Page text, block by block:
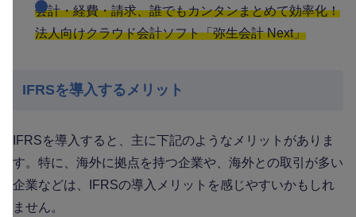
会計・経費・請求、誰でもカンタンまとめて効率化！
法人向けクラウド会計ソフト「弥生会計 Next」
IFRSを導入するメリット
IFRSを導入すると、主に下記のようなメリットがありま
す。特に、海外に拠点を持つ企業や、海外との取引が多い
企業などは、IFRSの導入メリットを感じやすいかもしれ
ません。